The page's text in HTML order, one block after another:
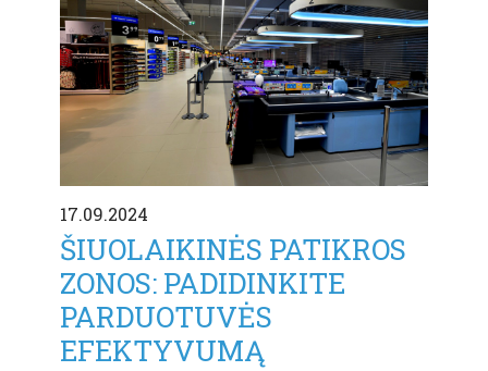
17.09.2024
ŠIUOLAIKINĖS PATIKROS
ZONOS: PADIDINKITE
PARDUOTUVĖS
EFEKTYVUMĄ